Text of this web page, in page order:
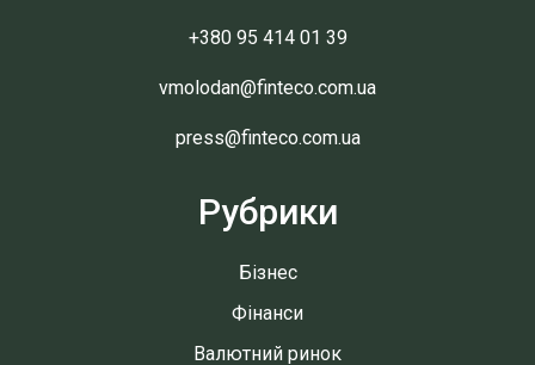
+380 95 414 01 39
vmolodan@finteco.com.ua
press@finteco.com.ua
Рубрики
Бізнес
Фінанси
Валютний ринок